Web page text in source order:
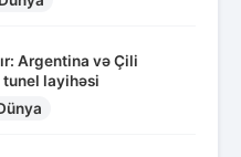
Argentina və Çili
tunel layihəsi